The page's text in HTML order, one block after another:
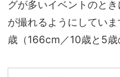
グが多いイベントのと
が撮れるようにしてい
歳（166cm／10歳と5歳